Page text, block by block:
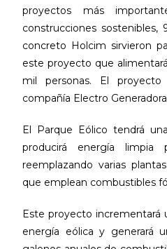
proyectos más
construcciones
concreto Holcim sirvieron
este proyecto que
mil personas. El
compañía Electro
El Parque Eólico tendrá
producirá energía
reemplazando varias
que emplean combustibles
Este proyecto incrementará
energía eólica y generará